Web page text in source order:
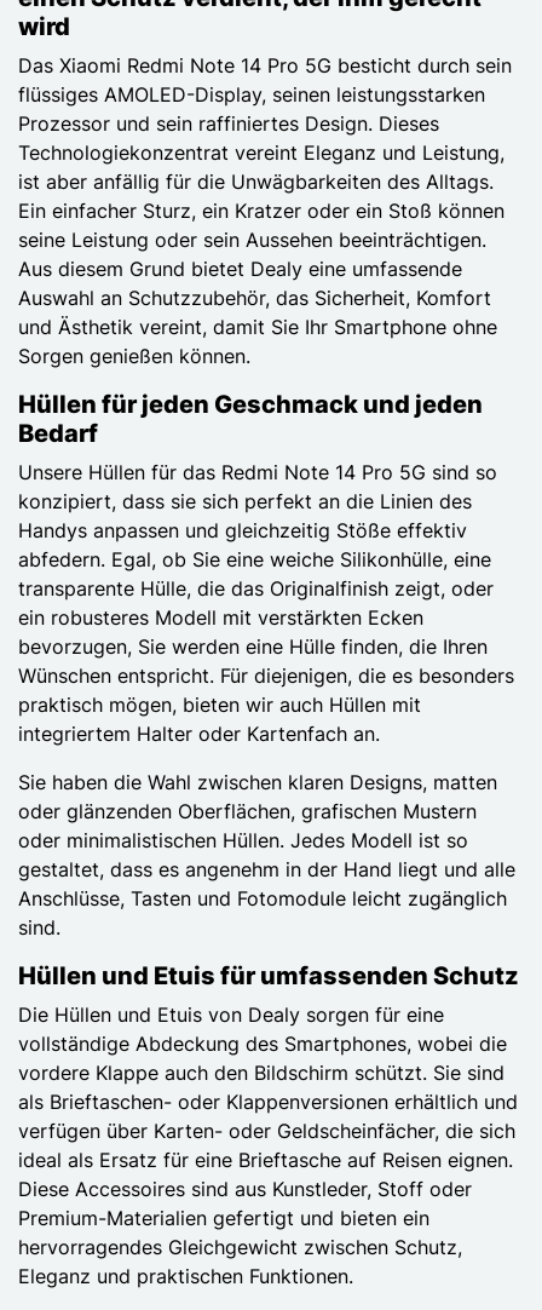
wird
Das Xiaomi Redmi Note 14 Pro 5G besticht durch sein
flüssiges AMOLED-Display, seinen leistungsstarken
Prozessor und sein raffiniertes Design. Dieses
Technologiekonzentrat vereint Eleganz und Leistung,
ist aber anfällig für die Unwägbarkeiten des Alltags.
Ein einfacher Sturz, ein Kratzer oder ein Stoß können
seine Leistung oder sein Aussehen beeinträchtigen.
Aus diesem Grund bietet Dealy eine umfassende
Auswahl an Schutzzubehör, das Sicherheit, Komfort
und Ästhetik vereint, damit Sie Ihr Smartphone ohne
Sorgen genießen können.
Hüllen für jeden Geschmack und jeden
Bedarf
Unsere Hüllen für das Redmi Note 14 Pro 5G sind so
konzipiert, dass sie sich perfekt an die Linien des
Handys anpassen und gleichzeitig Stöße effektiv
abfedern. Egal, ob Sie eine weiche Silikonhülle, eine
transparente Hülle, die das Originalfinish zeigt, oder
ein robusteres Modell mit verstärkten Ecken
bevorzugen, Sie werden eine Hülle finden, die Ihren
Wünschen entspricht. Für diejenigen, die es besonders
praktisch mögen, bieten wir auch Hüllen mit
integriertem Halter oder Kartenfach an.
Sie haben die Wahl zwischen klaren Designs, matten
oder glänzenden Oberflächen, grafischen Mustern
oder minimalistischen Hüllen. Jedes Modell ist so
gestaltet, dass es angenehm in der Hand liegt und alle
Anschlüsse, Tasten und Fotomodule leicht zugänglich
sind.
Hüllen und Etuis für umfassenden Schutz
Die Hüllen und Etuis von Dealy sorgen für eine
vollständige Abdeckung des Smartphones, wobei die
vordere Klappe auch den Bildschirm schützt. Sie sind
als Brieftaschen- oder Klappenversionen erhältlich und
verfügen über Karten- oder Geldscheinfächer, die sich
ideal als Ersatz für eine Brieftasche auf Reisen eignen.
Diese Accessoires sind aus Kunstleder, Stoff oder
Premium-Materialien gefertigt und bieten ein
hervorragendes Gleichgewicht zwischen Schutz,
Eleganz und praktischen Funktionen.